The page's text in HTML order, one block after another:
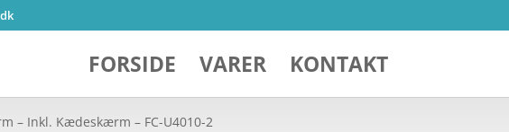
FORSIDE VARER KONTAKT
– Inkl. Kædeskærm – FC-U4010-2